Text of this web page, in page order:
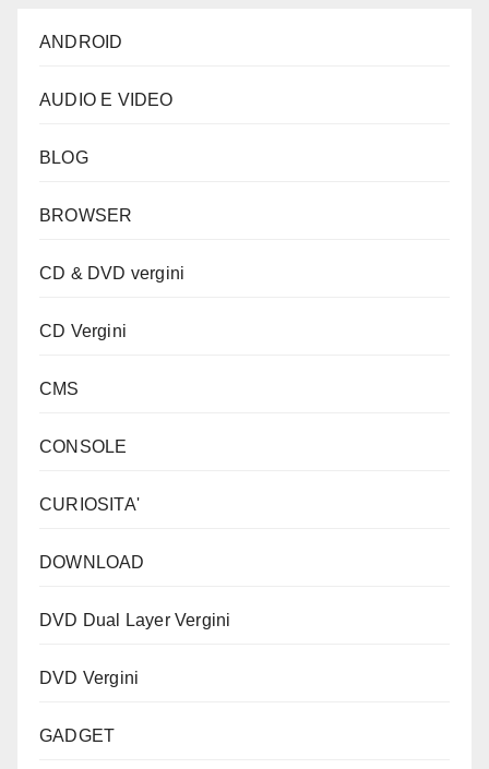
ANDROID
AUDIO E VIDEO
BLOG
BROWSER
CD & DVD vergini
CD Vergini
CMS
CONSOLE
CURIOSITA'
DOWNLOAD
DVD Dual Layer Vergini
DVD Vergini
GADGET